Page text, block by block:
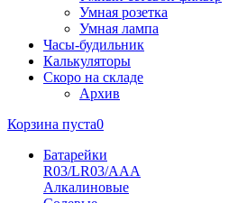
Умная розетка
Умная лампа
Часы-будильник
Калькуляторы
Скоро на складе
Архив
Корзина пуста0
Батарейки
R03/LR03/AAA
Алкалиновые